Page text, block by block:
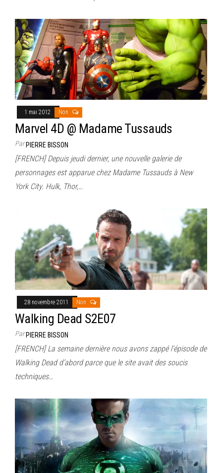
1 mai 2012 Non
Marvel 4D @ Madame Tussauds
ParPIERRE BISSON
[FRENCH] Depuis jeudi dernier, une nouvelle galerie de
personnages est apparue chez Madame Tussauds à New
York City. Hulk, Thor,…
28 novembre 2011 Non
Walking Dead S2E07
ParPIERRE BISSON
[FRENCH] La semaine dernière nous avons zappé l’épisode de
Walking Dead d’abord parce que le site avait des soucis
techniques…